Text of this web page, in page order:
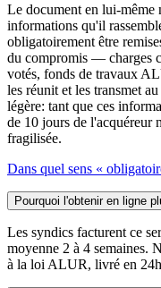
Le document en lui-même
informations qu'il
obligatoirement être
du compromis — charges
votés, fonds de travaux
les réunit et les transmet
légère: tant que ces
de 10 jours de l'acquéreur
fragilisée.
Dans quel sens «
Pourquoi l'obtenir en ligne
Les syndics facturent ce
moyenne 2 à 4 semaines.
à la loi ALUR, livré en